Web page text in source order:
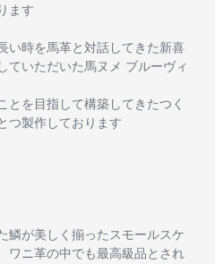
ます
い時を馬革と対話してきた新喜
ていただいた馬ヌメ ブルーヴィ
とを目指して構築してきたつく
つ製作しております
鱗が美しく揃ったスモールスケ
ワニ革の中でも最高級品とされ